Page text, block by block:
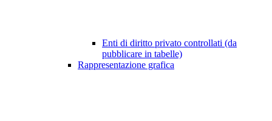
Enti di diritto privato controllati (da
pubblicare in tabelle)
Rappresentazione grafica